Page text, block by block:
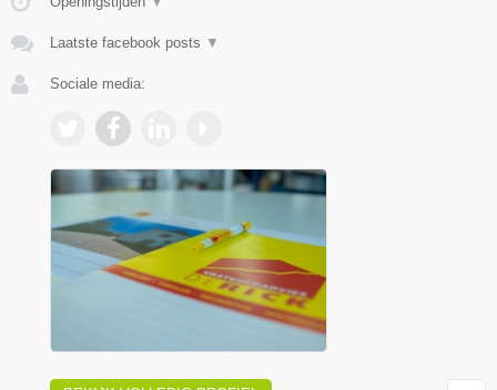
Laatste facebook posts ▼
Sociale media: